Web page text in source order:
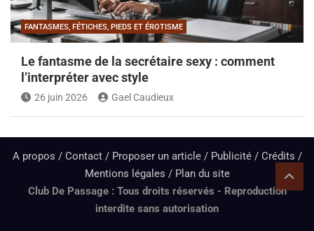
FANTASMES, FÉTICHES, PIEDS ET ÉROTISME
Le fantasme de la secrétaire sexy : comment
l’interpréter avec style
26 juin 2026 Gael Caudieux
A propos / Contact / Proposer un article / Publicité / Crédits /
Mentions légales / Plan du site
Club De Passage : Tous droits réservés - Reproduction
interdite sans autorisation